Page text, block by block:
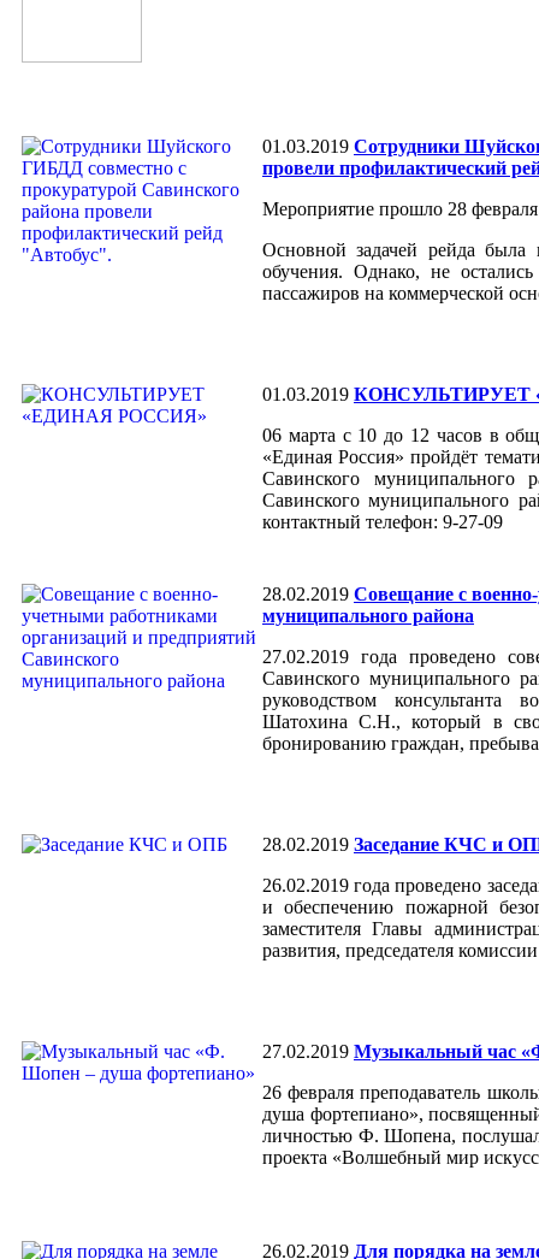
01.03.2019 Сотрудники
провели профилактический
Мероприятие прошло 28
Основной задачей рейда была
обучения. Однако, не
пассажиров на коммерческой
01.03.2019 КОНСУЛЬТИРУЕТ
06 марта с 10 до 12 часов в
«Единая Россия» пройдёт
Савинского муниципального
Савинского муниципального
контактный телефон: 9-27-09
28.02.2019 Cовещание с
муниципального района
27.02.2019 года проведено
Савинского муниципального
руководством консультанта
Шатохина С.Н., который в
бронированию граждан,
28.02.2019 Заседание КЧС и
26.02.2019 года проведено
и обеспечению пожарной
заместителя Главы
развития, председателя
27.02.2019 Музыкальный час
26 февраля преподаватель
душа фортепиано», посвященный
личностью Ф. Шопена,
проекта «Волшебный мир
26.02.2019 Для порядка на